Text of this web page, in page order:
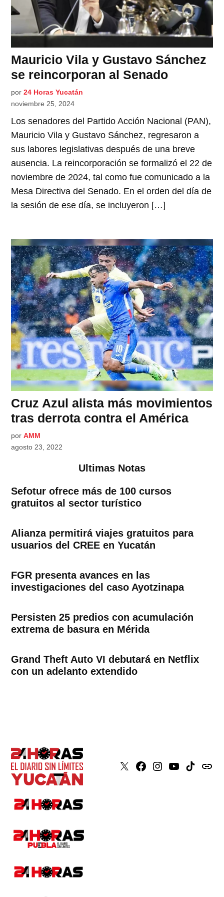
Mauricio Vila y Gustavo Sánchez
se reincorporan al Senado
por 24 Horas Yucatán
noviembre 25, 2024
Los senadores del Partido Acción Nacional (PAN),
Mauricio Vila y Gustavo Sánchez, regresaron a
sus labores legislativas después de una breve
ausencia. La reincorporación se formalizó el 22 de
noviembre de 2024, tal como fue comunicado a la
Mesa Directiva del Senado. En el orden del día de
la sesión de ese día, se incluyeron […]
Cruz Azul alista más movimientos
tras derrota contra el América
por AMM
agosto 23, 2022
Ultimas Notas
Sefotur ofrece más de 100 cursos
gratuitos al sector turístico
Alianza permitirá viajes gratuitos para
usuarios del CREE en Yucatán
FGR presenta avances en las
investigaciones del caso Ayotzinapa
Persisten 25 predios con acumulación
extrema de basura en Mérida
Grand Theft Auto VI debutará en Netflix
con un adelanto extendido
X Faceboook
Instagram
YoutubeTiktokissuu